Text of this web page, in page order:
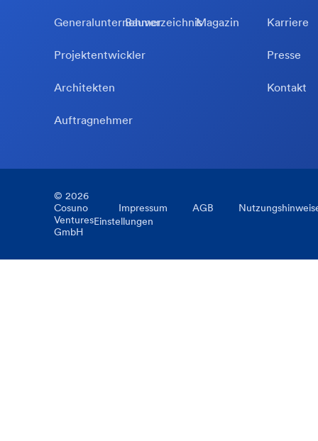
Generalunternehmer
Projektentwickler
Architekten
Auftragnehmer
BauverzeichnisMagazin Karriere
Presse
Kontakt
© 2026
Cosuno
Ventures
GmbH
Impressum AGB
Einstellungen